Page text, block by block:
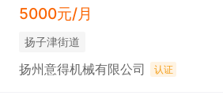
5000元/月
扬子津街道
扬州意得机械有限公司 认证